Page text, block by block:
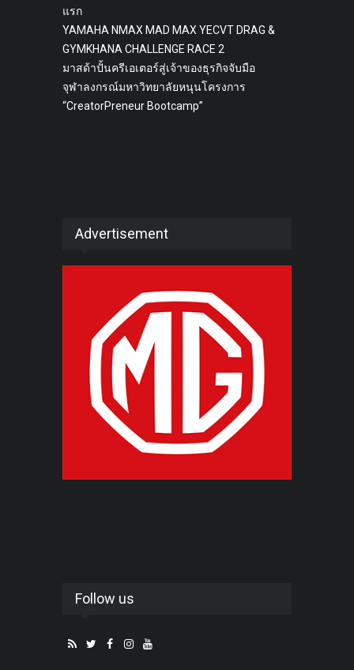
แรก
YAMAHA NMAX MAD MAX YECVT DRAG &
GYMKHANA CHALLENGE RACE 2
มาสด้าปั้นครีเอเตอร์สู่เจ้าของธุรกิจจับมือ
จุฬาลงกรณ์มหาวิทยาลัยหนุนโครงการ
“CreatorPreneur Bootcamp”
Advertisement
Follow us